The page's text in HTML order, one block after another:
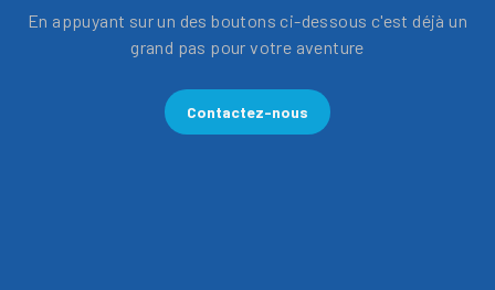
En appuyant sur un des boutons ci-dessous c'est déjà un
grand pas pour votre aventure
Contactez-nous